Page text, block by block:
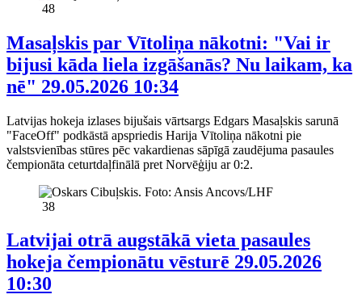
48
Masaļskis par Vītoliņa nākotni: "Vai ir
bijusi kāda liela izgāšanās? Nu laikam, ka
nē" 29.05.2026 10:34
Latvijas hokeja izlases bijušais vārtsargs Edgars Masaļskis sarunā
"FaceOff" podkāstā apspriedis Harija Vītoliņa nākotni pie
valstsvienības stūres pēc vakardienas sāpīgā zaudējuma pasaules
čempionāta ceturtdaļfinālā pret Norvēģiju ar 0:2.
38
Latvijai otrā augstākā vieta pasaules
hokeja čempionātu vēsturē 29.05.2026
10:30